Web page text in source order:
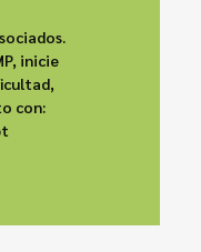
inicie
con: